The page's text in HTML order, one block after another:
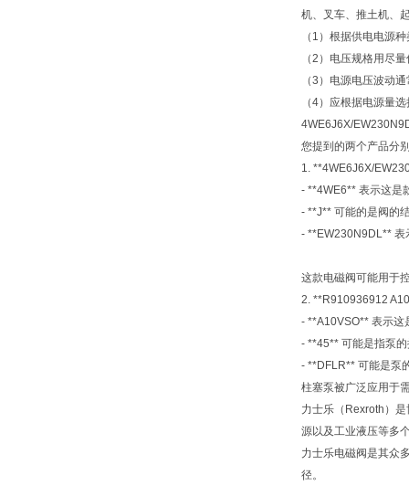
机、叉车、推土机、
（1）根据供电电源
（2）电压规格用尽
（3）电源电压波动
（4）应根据电源量
4WE6J6X/
您提到的两个产品分
1. **4WE6J6X/
- **4WE6** 表示这是
- **J** 可能的是阀的
- **EW230N9DL** 表
这款电磁阀可能用于
2. **R910936912
- **A10VSO** 表示这
- **45** 可能是指泵
- **DFLR** 可能是泵
柱塞泵被广泛应用于
力士乐（Rexroth）
源以及工业液压等多
力士乐电磁阀是其众
径。